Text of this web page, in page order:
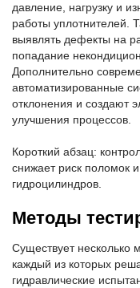
давление, нагрузку и
работы уплотнителей.
выявлять дефекты на
попадание
Дополнительно
автоматизированные
отклонения и создают
улучшения процессов.
Короткий абзац:
снижает риск поломок
гидроцилиндров.
Методы
Существует несколько
каждый из которых
гидравлические